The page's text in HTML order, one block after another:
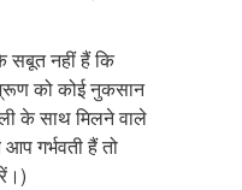
सबूत नहीं हैं कि
को कोई नुकसान
के साथ मिलने वाले
गर्भवती हैं तो